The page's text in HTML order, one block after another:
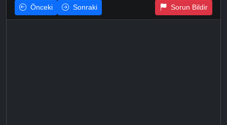
Önceki Sonraki Sorun Bildir